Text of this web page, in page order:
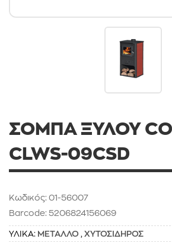
ΣΟΜΠΑ ΞΥΛΟΥ
CLWS-09CSD
Κωδικός: 01-56007
Barcode: 5206824156069
ΥΛΙΚΑ: ΜΕΤΑΛΛΟ , ΧΥΤΟΣΙΔΗΡΟΣ